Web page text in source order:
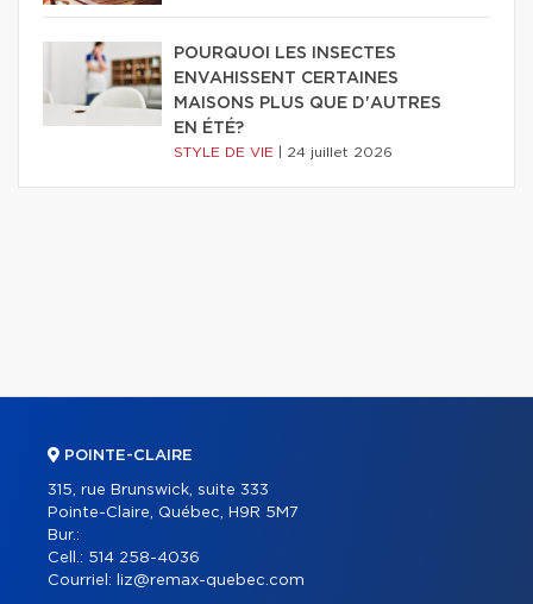
POURQUOI LES INSECTES
ENVAHISSENT CERTAINES
MAISONS PLUS QUE D'AUTRES
EN ÉTÉ?
STYLE DE VIE 24 juillet 2026
POINTE-CLAIRE
315, rue Brunswick, suite 333
Pointe-Claire, Québec, H9R 5M7
Bur.:
Cell.: 514 258-4036
Courriel:
liz@remax-quebec.com